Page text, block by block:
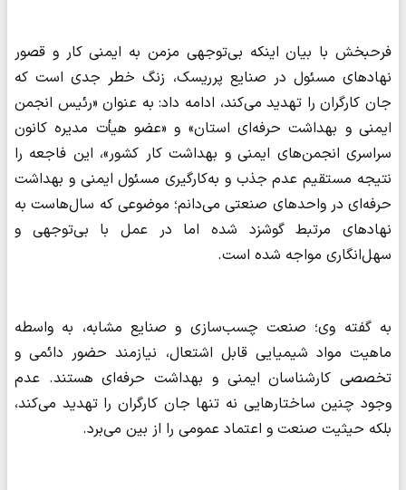
فرحبخش با بیان اینکه بی‌توجهی مزمن به ایمنی کار و قصور
نهادهای مسئول در صنایع پرریسک، زنگ خطر جدی است که
جان کارگران را تهدید می‌کند، ادامه داد: به عنوان «رئیس انجمن
ایمنی و بهداشت حرفه‌ای استان» و «عضو هیأت مدیره کانون
سراسری انجمن‌های ایمنی و بهداشت کار کشور»، این فاجعه را
نتیجه مستقیم‌ عدم جذب و به‌کارگیری مسئول ایمنی و بهداشت
حرفه‌ای در واحدهای صنعتی می‌دانم؛ موضوعی که سال‌هاست به
نهادهای مرتبط گوشزد شده اما در عمل با بی‌توجهی و
سهل‌انگاری مواجه شده است.
به گفته وی؛ صنعت چسب‌سازی و صنایع مشابه، به واسطه
ماهیت مواد شیمیایی قابل اشتعال، نیازمند حضور دائمی و
تخصصی کارشناسان ایمنی و بهداشت حرفه‌ای هستند. عدم
وجود چنین ساختارهایی نه تنها جان کارگران را تهدید می‌کند،
بلکه حیثیت صنعت و اعتماد عمومی را از بین می‌برد.